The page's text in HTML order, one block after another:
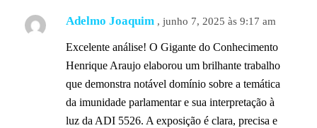
Adelmo Joaquim , junho 7, 2025 às 9:17 am
Excelente análise! O Gigante do Conhecimento
Henrique Araujo elaborou um brilhante trabalho
que demonstra notável domínio sobre a temática
da imunidade parlamentar e sua interpretação à
luz da ADI 5526. A exposição é clara, precisa e